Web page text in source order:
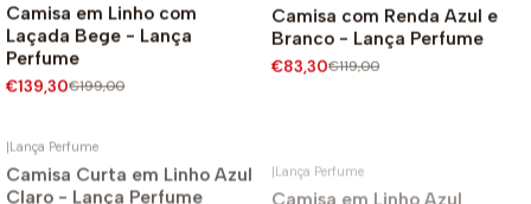
-30%
Camisa em Linho com
Laçada Bege - Lança
Perfume
€139,30€199,00
-30%
Camisa com Renda Azul e
Branco - Lança Perfume
€83,30€119,00
-30%
Camisa Curta em Linho Azul
Claro - Lança Perfume
€97,30 €139,00
Escuro - Lança Perfume
€69,30 €99,00